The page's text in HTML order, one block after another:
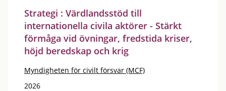
Strategi : Värdlandsstöd till
internationella civila aktörer - Stärkt
förmåga vid övningar, fredstida kriser,
höjd beredskap och krig
Myndigheten för civilt försvar (MCF)
2026